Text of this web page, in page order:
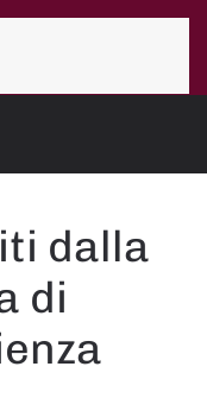
dalla
di